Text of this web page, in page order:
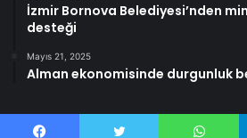
İzmir Bornova Belediyesi’nden
desteği
Mayıs 21, 2025
Alman ekonomisinde durgunluk